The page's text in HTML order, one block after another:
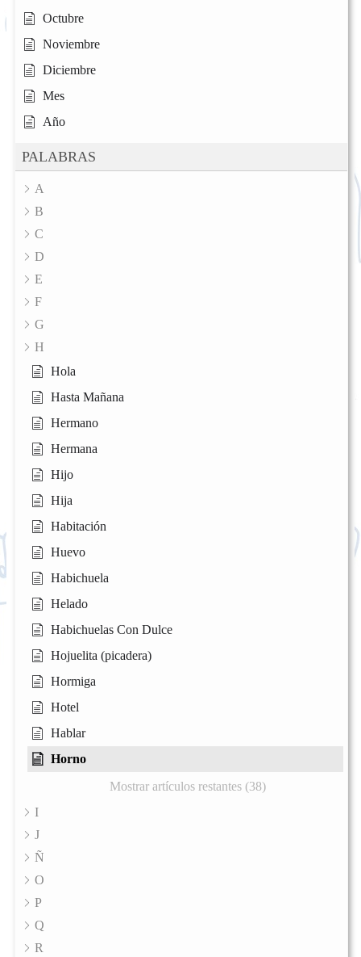
Octubre
Noviembre
Diciembre
Mes
Año
PALABRAS
A
B
C
D
E
F
G
H
Hola
Hasta Mañana
Hermano
Hermana
Hijo
Hija
Habitación
Huevo
Habichuela
Helado
Habichuelas Con Dulce
Hojuelita (picadera)
Hormiga
Hotel
Hablar
Horno
Mostrar artículos restantes (38)
I
J
Ñ
O
P
Q
R